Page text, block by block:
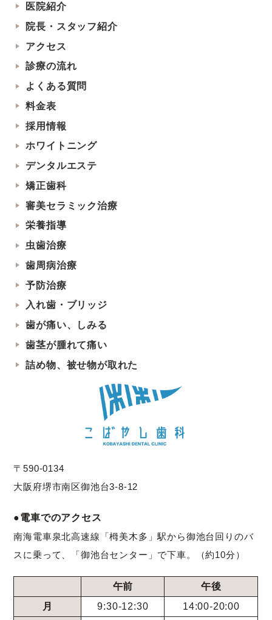
医院紹介
院長・スタッフ紹介
アクセス
診療の流れ
よくある質問
料金表
採用情報
ホワイトニング
デンタルエステ
矯正歯科
審美セラミック治療
栄養指導
虫歯治療
歯周病治療
予防治療
入れ歯・ブリッジ
歯が痛い、しみる
歯茎が腫れて痛い
詰め物、被せ物が取れた
〒590-0134
大阪府堺市南区御池台3-8-12
●電車でのアクセス
南海電車泉北高速線「栂美木多」駅から御池台回りのバ
スに乗って、「御池台センター」で下車。（約10分）
午前
午後
月
9:30-12:30 14:00-20:00